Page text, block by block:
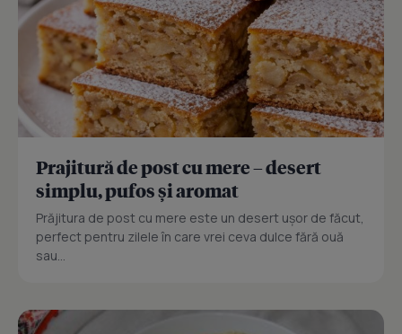
Prajitură de post cu mere – desert
simplu, pufos și aromat
Prăjitura de post cu mere este un desert ușor de făcut,
perfect pentru zilele în care vrei ceva dulce fără ouă
sau...